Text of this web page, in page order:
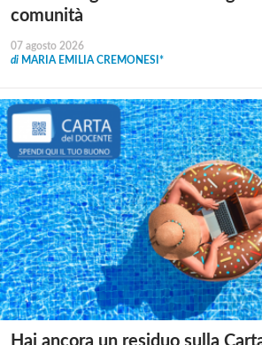
comunità
07 agosto 2026
di MARIA EMILIA CREMONESI*
Hai ancora un residuo sulla